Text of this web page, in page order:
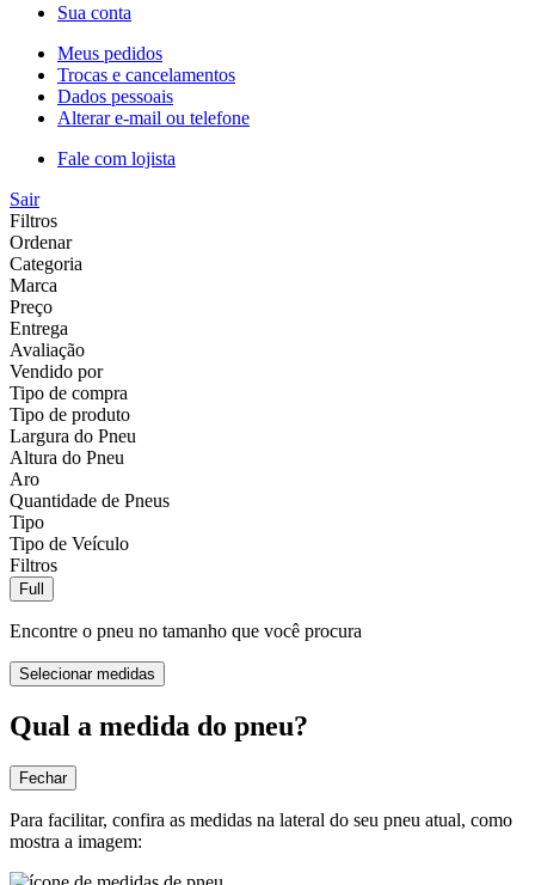
Sua conta
Meus pedidos
Trocas e cancelamentos
Dados pessoais
Alterar e-mail ou telefone
Fale com lojista
Sair
Filtros
Ordenar
Categoria
Marca
Preço
Entrega
Avaliação
Vendido por
Tipo de compra
Tipo de produto
Largura do Pneu
Altura do Pneu
Aro
Quantidade de Pneus
Tipo
Tipo de Veículo
Filtros
Full
Encontre o pneu no tamanho que você procura
Selecionar medidas
Qual a medida do pneu?
Fechar
Para facilitar, confira as medidas na lateral do seu pneu atual, como
mostra a imagem: